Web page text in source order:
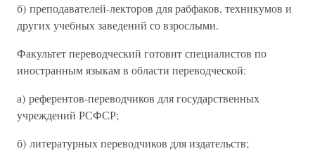
б) преподавателей-лекторов для рабфаков, техникумов и
других учебных заведений со взрослыми.
Факультет переводческий готовит специалистов по
иностранным языкам в области переводческой:
а) референтов-переводчиков для государственных
учреждений РСФСР;
б) литературных переводчиков для издательств;